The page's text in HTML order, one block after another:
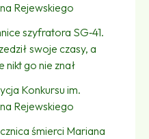
Rejewskiego
szyfratora SG‑41.
swoje czasy, a
nikt go nie znał
Konkursu im.
Rejewskiego
śmierci Mariana